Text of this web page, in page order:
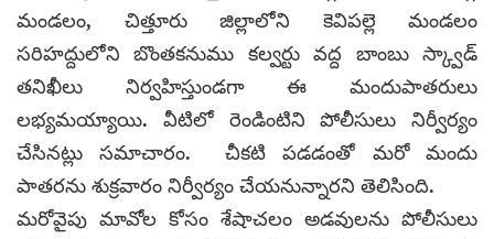
మండలం, చిత్తూరు జిల్లాలోని కెవిపల్లె మండలం
సరిహద్దులోని బొంతకనుము కల్వర్టు వద్ద బాంబు స్క్వాడ్
తనిఖీలు నిర్వహిస్తుండగా ఈ మందుపాతరులు
లభ్యమయ్యాయి. వీటిలో రెండింటిని పోలీసులు నిర్వీర్యం
చేసినట్లు సమాచారం. చీకటి పడడంతో మరో మందు
పాతరను శుక్రవారం నిర్వీర్యం చేయనున్నారని తెలిసింది.
మరోవైపు మావోల కోసం శేషాచలం అడవులను పోలీసులు